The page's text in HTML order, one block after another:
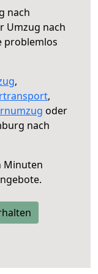
nach
Umzug nach
problemlos
,
,
oder
nach
Minuten